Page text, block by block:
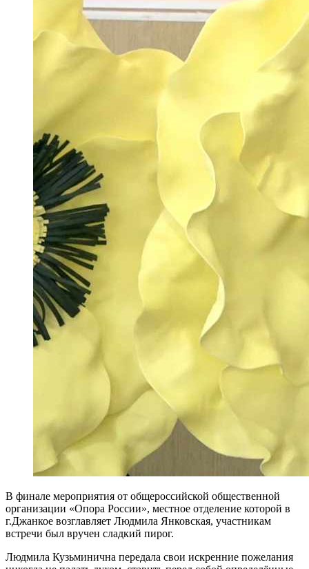
В финале мероприятия от общероссийской общественной
организации «Опора России», местное отделение которой в
г.Джанкое возглавляет Людмила Янковская, участникам
встречи был вручен сладкий пирог.
Людмила Кузьминична передала свои искренние пожелания